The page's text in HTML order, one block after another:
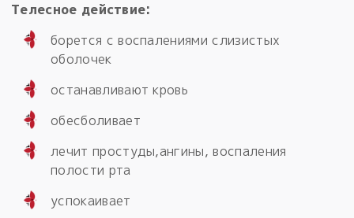
Телесное действие:
борется с воспалениями слизистых
оболочек
останавливают кровь
обесболивает
лечит простуды,ангины, воспаления
полости рта
успокаивает